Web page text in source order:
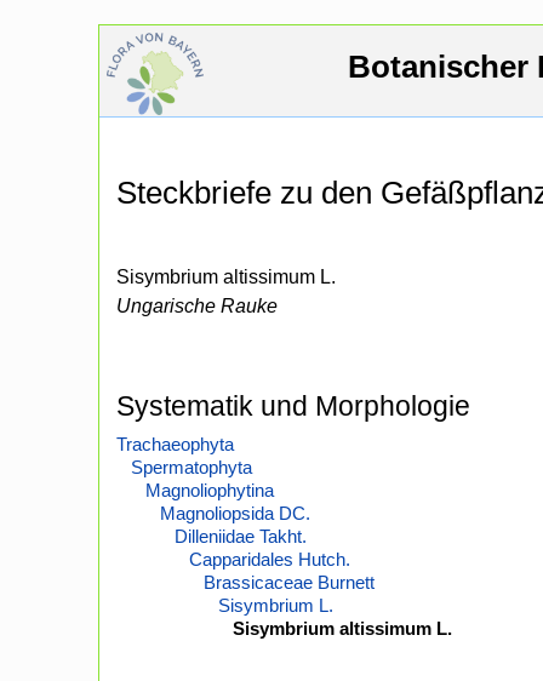
Botanischer
Steckbriefe zu den
Sisymbrium altissimum L.
Ungarische Rauke
Systematik und Morphologie
Trachaeophyta
Spermatophyta
Magnoliophytina
Magnoliopsida DC.
Dilleniidae Takht.
Capparidales Hutch.
Brassicaceae Burnett
Sisymbrium L.
Sisymbrium altissimum L.